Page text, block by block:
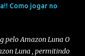
Como jogar no
pelo Amazon Luna O
Luna , permitindo